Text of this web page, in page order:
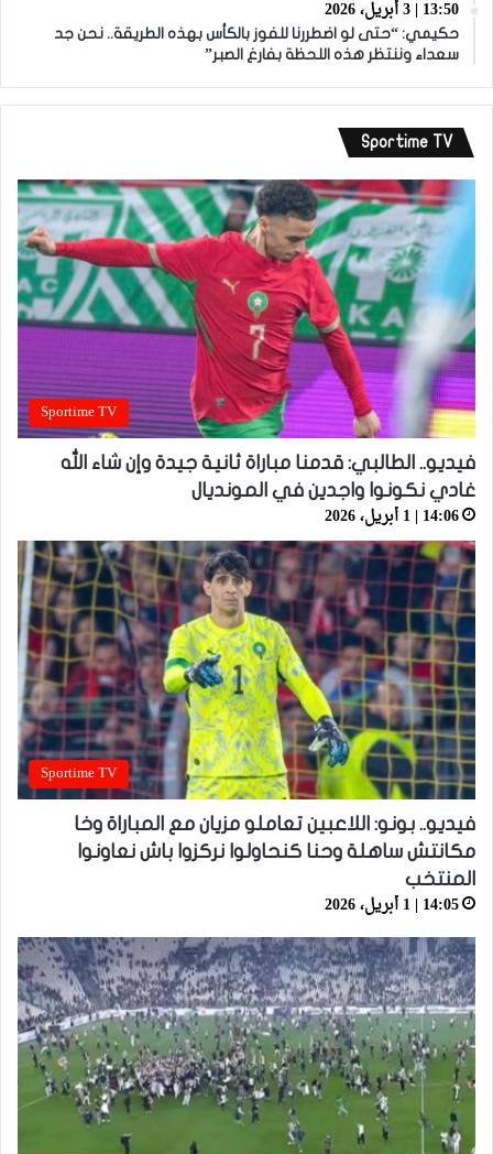
13:50 | 3 أبريل، 2026
حكيمي: “حتى لو اضطررنا للفوز بالكأس بهذه الطريقة.. نحن جد
سعداء وننتظر هذه اللحظة بفارغ الصبر”
Sportime TV
Sportime TV
فيديو.. الطالبي: قدمنا مباراة ثانية جيدة وإن شاء الله
غادي نكونوا واجدين في المونديال
14:06 | 1 أبريل، 2026
Sportime TV
فيديو.. بونو: اللاعبين تعاملو مزيان مع المباراة وخا
مكانتش ساهلة وحنا كنحاولوا نركزوا باش نعاونوا
المنتخب
14:05 | 1 أبريل، 2026